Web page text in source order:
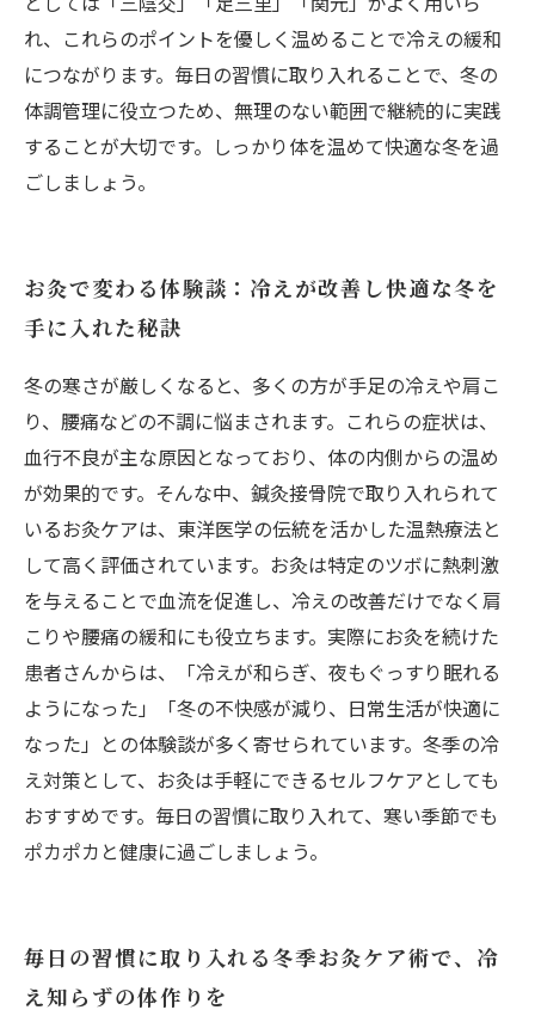
れ、これらのポイントを優しく温めることで冷えの緩和
につながります。毎日の習慣に取り入れることで、冬の
体調管理に役立つため、無理のない範囲で継続的に実践
することが大切です。しっかり体を温めて快適な冬を過
ごしましょう。
お灸で変わる体験談：冷えが改善し快適な冬を
手に入れた秘訣
冬の寒さが厳しくなると、多くの方が手足の冷えや肩こ
り、腰痛などの不調に悩まされます。これらの症状は、
血行不良が主な原因となっており、体の内側からの温め
が効果的です。そんな中、鍼灸接骨院で取り入れられて
いるお灸ケアは、東洋医学の伝統を活かした温熱療法と
して高く評価されています。お灸は特定のツボに熱刺激
を与えることで血流を促進し、冷えの改善だけでなく肩
こりや腰痛の緩和にも役立ちます。実際にお灸を続けた
患者さんからは、「冷えが和らぎ、夜もぐっすり眠れる
ようになった」「冬の不快感が減り、日常生活が快適に
なった」との体験談が多く寄せられています。冬季の冷
え対策として、お灸は手軽にできるセルフケアとしても
おすすめです。毎日の習慣に取り入れて、寒い季節でも
ポカポカと健康に過ごしましょう。
毎日の習慣に取り入れる冬季お灸ケア術で、冷
え知らずの体作りを